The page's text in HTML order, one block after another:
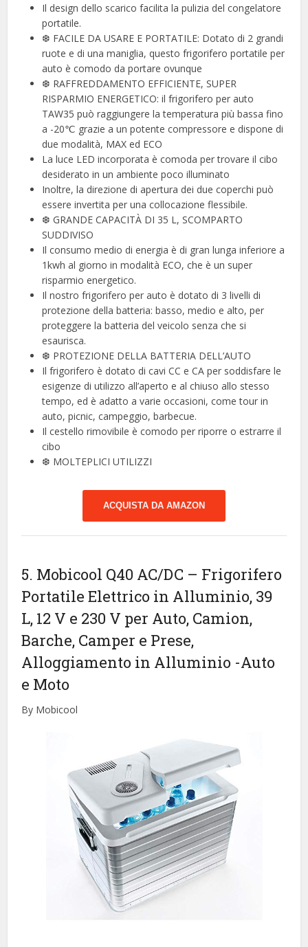
Il design dello scarico facilita la pulizia del congelatore
portatile.
❆ FACILE DA USARE E PORTATILE: Dotato di 2 grandi
ruote e di una maniglia, questo frigorifero portatile per
auto è comodo da portare ovunque
❆ RAFFREDDAMENTO EFFICIENTE, SUPER
RISPARMIO ENERGETICO: il frigorifero per auto
TAW35 può raggiungere la temperatura più bassa fino
a -20℃ grazie a un potente compressore e dispone di
due modalità, MAX ed ECO
La luce LED incorporata è comoda per trovare il cibo
desiderato in un ambiente poco illuminato
Inoltre, la direzione di apertura dei due coperchi può
essere invertita per una collocazione flessibile.
❆ GRANDE CAPACITÀ DI 35 L, SCOMPARTO
SUDDIVISO
Il consumo medio di energia è di gran lunga inferiore a
1kwh al giorno in modalità ECO, che è un super
risparmio energetico.
Il nostro frigorifero per auto è dotato di 3 livelli di
protezione della batteria: basso, medio e alto, per
proteggere la batteria del veicolo senza che si
esaurisca.
❆ PROTEZIONE DELLA BATTERIA DELL’AUTO
Il frigorifero è dotato di cavi CC e CA per soddisfare le
esigenze di utilizzo all’aperto e al chiuso allo stesso
tempo, ed è adatto a varie occasioni, come tour in
auto, picnic, campeggio, barbecue.
Il cestello rimovibile è comodo per riporre o estrarre il
cibo
❆ MOLTEPLICI UTILIZZI
ACQUISTA DA AMAZON
5. Mobicool Q40 AC/DC – Frigorifero
Portatile Elettrico in Alluminio, 39
L, 12 V e 230 V per Auto, Camion,
Barche, Camper e Prese,
Alloggiamento in Alluminio -Auto
e Moto
By Mobicool